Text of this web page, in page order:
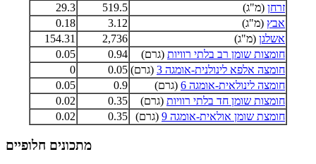
זרחן (מ"ג) 519.5
29.3
אבץ (מ"ג) 3.12
0.18
אשלגן (מ"ג) 2,736
154.31
חומצות שומן רב בלתי רוויות (גרם) 0.94
0.05
חומצה אלפא לינולנית-אומגה 3
(גרם) 0.05
0
חומצה לינולאית-אומגה 6
(גרם) 0.9
0.05
חומצות שומן חד בלתי רוויות (גרם) 0.35
0.02
חומצת שומן אולאית-אומגה 9
(גרם) 0.35
0.02
מתכונים חלופיים